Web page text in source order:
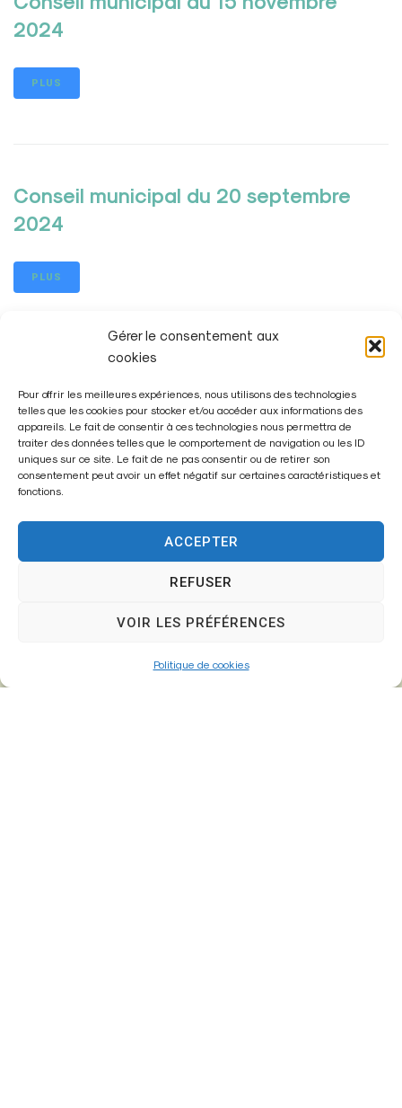
Gérer le consentement aux
cookies
Pour offrir les meilleures expériences, nous utilisons des technologies
telles que les cookies pour stocker et/ou accéder aux informations des
appareils. Le fait de consentir à ces technologies nous permettra de
traiter des données telles que le comportement de navigation ou les ID
uniques sur ce site. Le fait de ne pas consentir ou de retirer son
consentement peut avoir un effet négatif sur certaines caractéristiques et
fonctions.
ACCEPTER
REFUSER
VOIR LES PRÉFÉRENCES
Politique de cookies
2024
PLUS
Conseil municipal du 20 septembre
2024
PLUS
Conseil municipal du 13 décembre
2024
PLUS